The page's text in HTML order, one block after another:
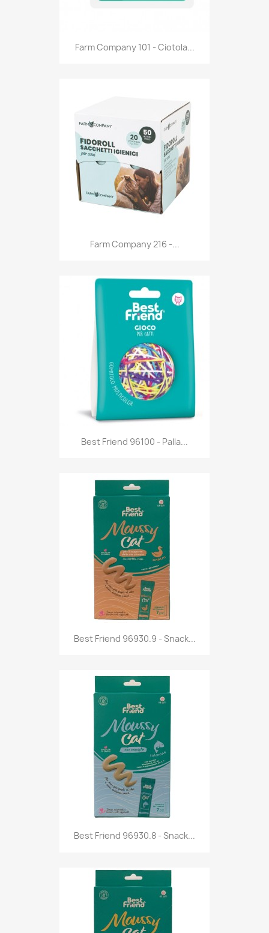
Anteprima
Farm Company 101 - Ciotola...
Anteprima
Farm Company 216 -...
Anteprima
Best Friend 96100 - Palla...
Anteprima
Best Friend 96930.9 - Snack...
Anteprima
Best Friend 96930.8 - Snack...